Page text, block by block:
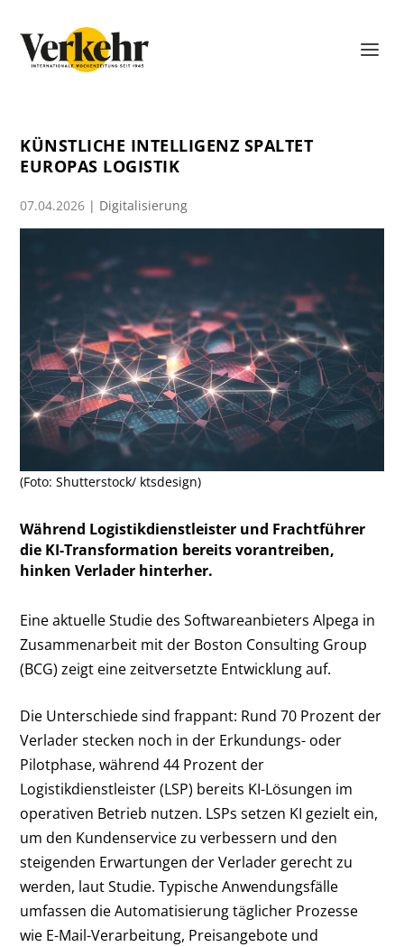
KÜNSTLICHE INTELLIGENZ SPALTET
EUROPAS LOGISTIK
07.04.2026 | Digitalisierung
(Foto: Shutterstock/ ktsdesign)
Während Logistikdienstleister und Frachtführer
die KI-Transformation bereits vorantreiben,
hinken Verlader hinterher.
Eine aktuelle Studie des Softwareanbieters Alpega in
Zusammenarbeit mit der Boston Consulting Group
(BCG) zeigt eine zeitversetzte Entwicklung auf.
Die Unterschiede sind frappant: Rund 70 Prozent der
Verlader stecken noch in der Erkundungs- oder
Pilotphase, während 44 Prozent der
Logistikdienstleister (LSP) bereits KI-Lösungen im
operativen Betrieb nutzen. LSPs setzen KI gezielt ein,
um den Kundenservice zu verbessern und den
steigenden Erwartungen der Verlader gerecht zu
werden, laut Studie. Typische Anwendungsfälle
umfassen die Automatisierung täglicher Prozesse
wie E-Mail-Verarbeitung, Preisangebote und